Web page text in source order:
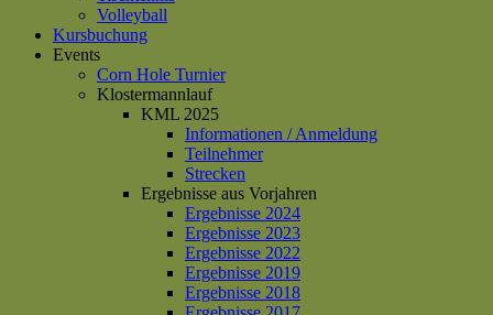
Volleyball
Kursbuchung
Events
Corn Hole Turnier
Klostermannlauf
KML 2025
Informationen / Anmeldung
Teilnehmer
Strecken
Ergebnisse aus Vorjahren
Ergebnisse 2024
Ergebnisse 2023
Ergebnisse 2022
Ergebnisse 2019
Ergebnisse 2018